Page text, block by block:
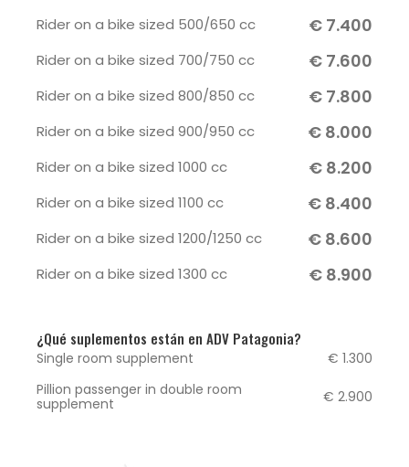
Rider on a bike sized 500/650 cc € 7.400
Rider on a bike sized 700/750 cc € 7.600
Rider on a bike sized 800/850 cc € 7.800
Rider on a bike sized 900/950 cc € 8.000
Rider on a bike sized 1000 cc € 8.200
Rider on a bike sized 1100 cc € 8.400
Rider on a bike sized 1200/1250 cc € 8.600
Rider on a bike sized 1300 cc € 8.900
¿Qué suplementos están en ADV Patagonia?
Single room supplement
€ 1.300
Pillion passenger in double room
supplement
€ 2.900